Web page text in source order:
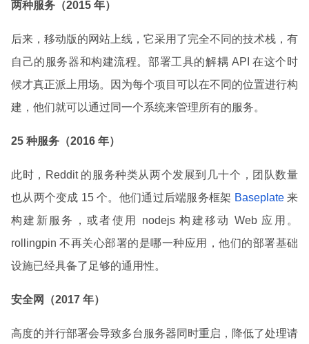
两种服务（2015 年）
后来，移动版的网站上线，它采用了完全不同的技术栈，有
自己的服务器和构建流程。部署工具的解耦 API 在这个时
候才真正派上用场。因为每个项目可以在不同的位置进行构
建，他们就可以通过同一个系统来管理所有的服务。
25 种服务（2016 年）
此时，Reddit 的服务种类从两个发展到几十个，团队数量
也从两个变成 15 个。他们通过后端服务框架 Baseplate来
构建新服务，或者使用 nodejs 构建移动 Web 应用。
rollingpin 不再关心部署的是哪一种应用，他们的部署基础
设施已经具备了足够的通用性。
安全网（2017 年）
高度的并行部署会导致多台服务器同时重启，降低了处理请